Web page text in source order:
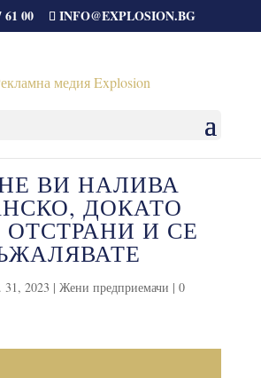
61 00 INFO@EXPLOSION.BG
ВИ НАЛИВА
ДОКАТО
И СЕ
31, 2023 | Жени предприемачи | 0